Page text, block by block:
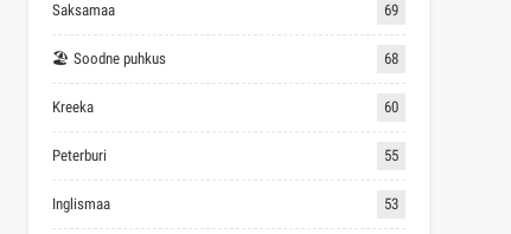
Saksamaa 69
🏖 Soodne puhkus 68
Kreeka 60
Peterburi 55
Inglismaa 53